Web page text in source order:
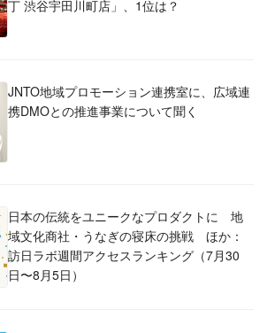
丁 渋谷宇田川町店」、1位は？
JNTO地域プロモーション連携室に、広域連
携DMOとの推進事業について聞く
日本の伝統をユニークなプロダクトに 地
域文化商社・うなぎの寝床の挑戦 ほか：
訪日ラボ週間アクセスランキング（7月30
日〜8月5日）